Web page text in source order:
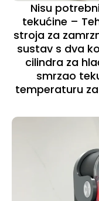
Nisu
tekućine –
stroja za
sustav s dva
cilindra za
smrzao
temperaturu